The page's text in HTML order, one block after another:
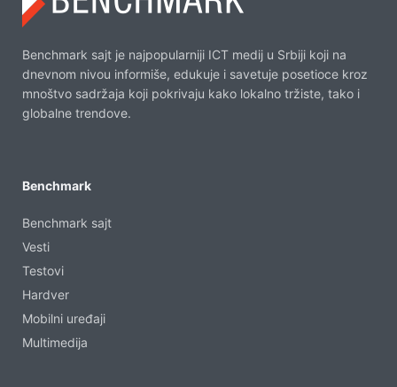
Benchmark sajt je najpopularniji ICT medij u Srbiji koji na
dnevnom nivou informiše, edukuje i savetuje posetioce kroz
mnoštvo sadržaja koji pokrivaju kako lokalno tržiste, tako i
globalne trendove.
Benchmark
Benchmark sajt
Vesti
Testovi
Hardver
Mobilni uređaji
Multimedija